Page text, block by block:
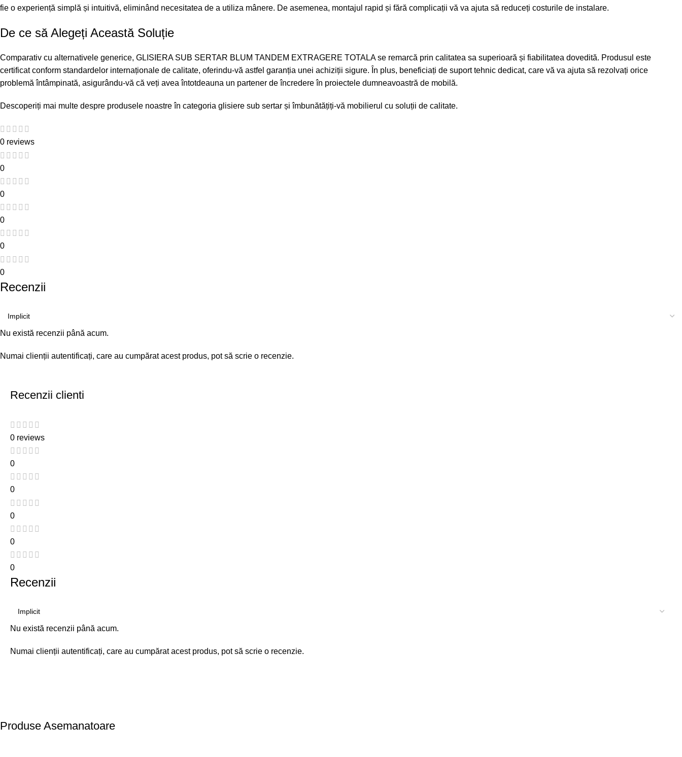
fie o experiență simplă și intuitivă, eliminând necesitatea de a utiliza mânere. De asemenea, montajul rapid și fără complicații vă va ajuta să reduceți costurile de instalare.
De ce să Alegeți Această Soluție
Comparativ cu alternativele generice, GLISIERA SUB SERTAR BLUM TANDEM EXTRAGERE TOTALA se remarcă prin calitatea sa superioară și fiabilitatea dovedită. Produsul este
certificat conform standardelor internaționale de calitate, oferindu-vă astfel garanția unei achiziții sigure. În plus, beneficiați de suport tehnic dedicat, care vă va ajuta să rezolvați orice
problemă întâmpinată, asigurându-vă că veți avea întotdeauna un partener de încredere în proiectele dumneavoastră de mobilă.
Descoperiți mai multe despre produsele noastre în categoria glisiere sub sertar și îmbunătățiți-vă mobilierul cu soluții de calitate.
0 reviews
0
0
0
0
0
Recenzii
Nu există recenzii până acum.
Numai clienții autentificați, care au cumpărat acest produs, pot să scrie o recenzie.
Recenzii clienti
0 reviews
0
0
0
0
0
Recenzii
Nu există recenzii până acum.
Numai clienții autentificați, care au cumpărat acest produs, pot să scrie o recenzie.
Produse Asemanatoare